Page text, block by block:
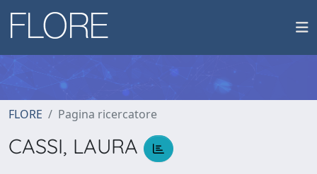
FLORE Pagina ricercatore
CASSI, LAURA